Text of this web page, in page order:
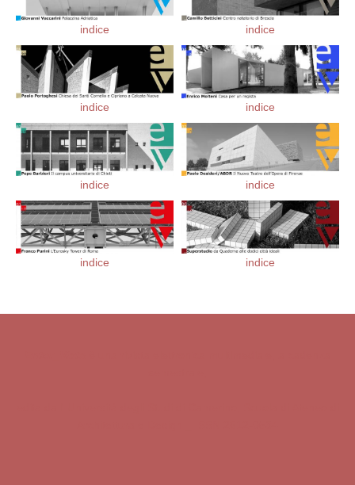
indice indice
indice indice
indice indice
indice indice